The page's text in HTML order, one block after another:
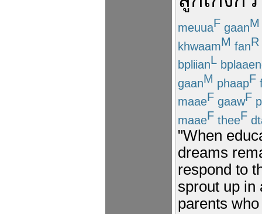
meuuaF gaanM
khwaamM fanR
bpliianL
gaanM phaapF
maaeF gaawF
maaeF theeF
"When
dreams
respond to
sprout up in
parents